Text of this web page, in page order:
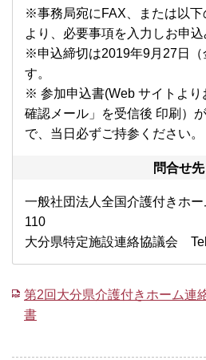
※事務局宛にFAX、または以下
より、必要事項を入力しお申込
※申込締切は2019年9月27日（
す。
※ 参加申込書(Web サイトより
確認メール」を受信後 印刷）
で、当日必ずご持参ください。
問合せ先
一般社団法人全国介護付きホ
110
大分県特定施設連絡協議会
第2回大分県介護付きホーム連
書